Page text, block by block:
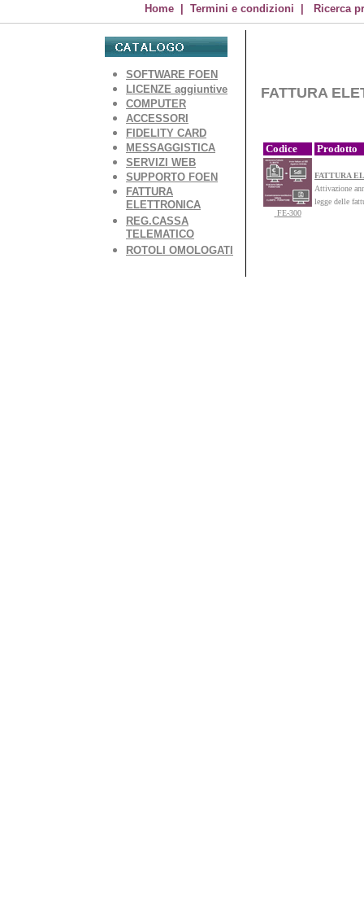
Home Termini e condizioni Ricerca
SOFTWARE FOEN
LICENZE aggiuntive
COMPUTER
ACCESSORI
FIDELITY CARD
MESSAGGISTICA
SERVIZI WEB
SUPPORTO FOEN
FATTURA
ELETTRONICA
REG.CASSA
TELEMATICO
ROTOLI OMOLOGATI
FATTURA
Codice Prodotto
FE-300
FATTURA
Attivazione
legge delle